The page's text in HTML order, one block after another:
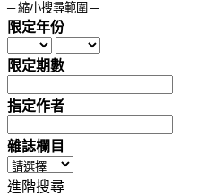
─ 縮小搜尋範圍 ─
限定年份
限定期數
指定作者
雜誌欄目
進階搜尋